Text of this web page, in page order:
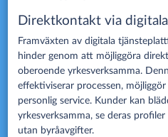
Direktkontakt via
Framväxten av digitala
hinder genom att möjliggöra
oberoende yrkesverksamma.
effektiviserar processen,
personlig service. Kunder kan
yrkesverksamma, se deras
utan byråavgifter.